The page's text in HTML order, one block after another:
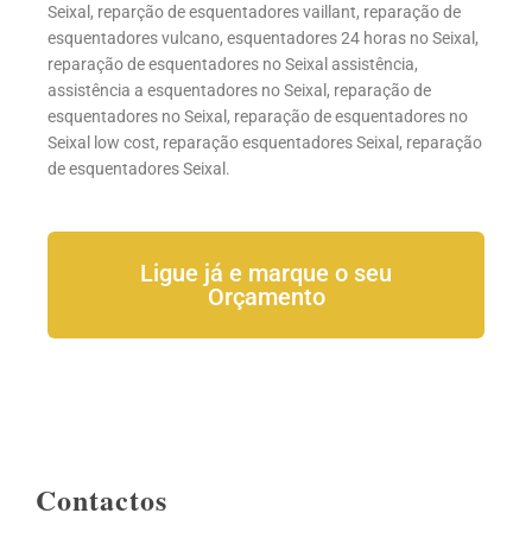
Seixal, reparção de esquentadores vaillant, reparação de
esquentadores vulcano, esquentadores 24 horas no Seixal,
reparação de esquentadores no Seixal assistência,
assistência a esquentadores no Seixal, reparação de
esquentadores no Seixal, reparação de esquentadores no
Seixal low cost, reparação esquentadores Seixal, reparação
de esquentadores Seixal.
Ligue já e marque o seu
Orçamento
Contactos